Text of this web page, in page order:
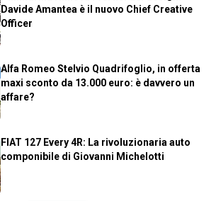
Davide Amantea è il nuovo Chief Creative
Officer
Alfa Romeo Stelvio Quadrifoglio, in offerta
maxi sconto da 13.000 euro: è davvero un
affare?
FIAT 127 Every 4R: La rivoluzionaria auto
componibile di Giovanni Michelotti